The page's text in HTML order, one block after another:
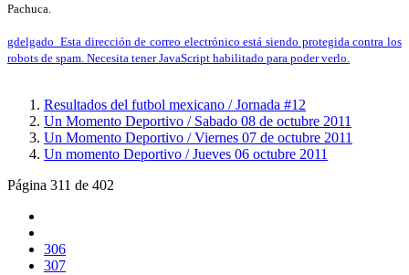
Pachuca.
gdelgado_ Esta dirección de correo electrónico está siendo protegida contra los
robots de spam. Necesita tener JavaScript habilitado para poder verlo.
Resultados del futbol mexicano / Jornada #12
Un Momento Deportivo / Sabado 08 de octubre 2011
Un Momento Deportivo / Viernes 07 de octubre 2011
Un momento Deportivo / Jueves 06 octubre 2011
Página 311 de 402
306
307